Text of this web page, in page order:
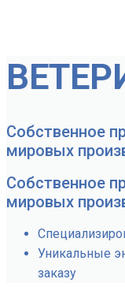
Собственное
мировых
Собственное
мировых
Уникальные
заказу